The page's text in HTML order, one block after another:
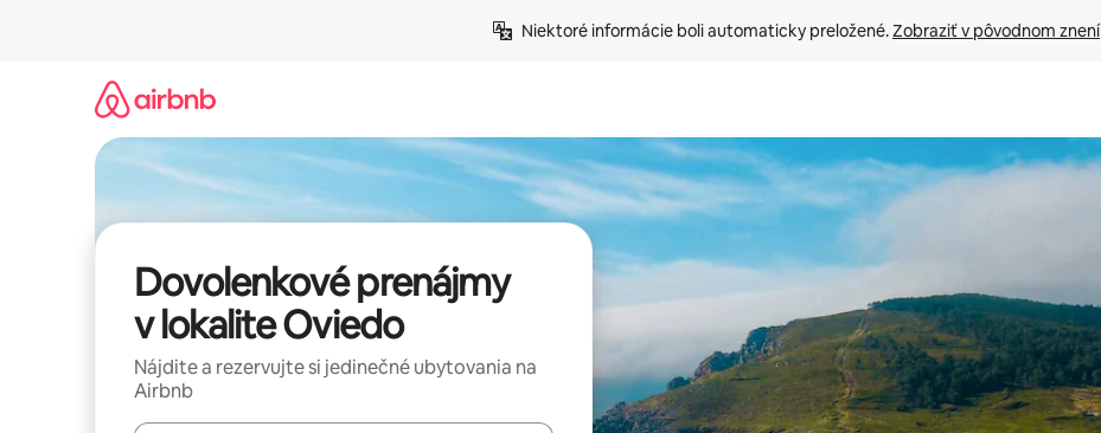
Niektoré informácie boli automaticky preložené. Zobraziť v pôvodnom znení
Dovolenkové prenájmy
v lokalite Oviedo
Nájdite a rezervujte si jedinečné ubytovania na
Airbnb